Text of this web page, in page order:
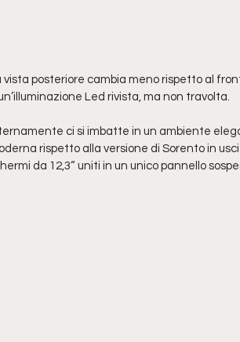
vista posteriore cambia meno rispetto al
Led rivista, ma non travolta.
ci si imbatte in un ambiente
rispetto alla versione di Sorento in
da 12,3“ uniti in un unico pannello